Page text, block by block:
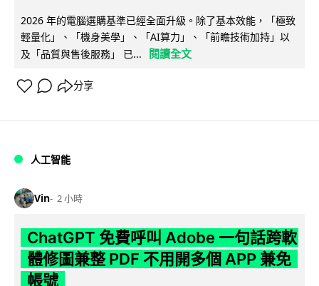
2026 年的電腦選購基準已經全面升級。除了基本效能，「極致
輕量化」、「機身美學」、「AI算力」、「前瞻技術加持」以
及「品質與售後服務」 已...
閱讀全文
分享
人工智能
Vin 2 小時
ChatGPT 免費呼叫 Adobe 一句話跨軟
體修圖兼整 PDF 不用開多個 APP 兼免
帳號